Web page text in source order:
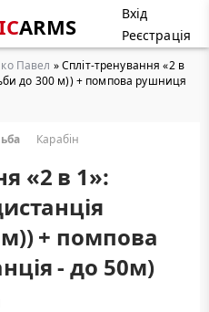
ARMS
Вхід
Реєстрація
Павел » Cпліт-тренування «2 в
до 300 м)) + помпова рушниця
Карабін
«2 в 1»:
м)) + помпова
- до 50м)